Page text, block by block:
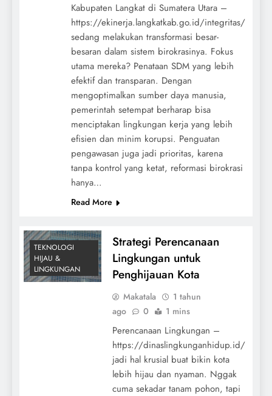
Kabupaten Langkat di Sumatera Utara –
https://ekinerja.langkatkab.go.id/integritas/
sedang melakukan transformasi besar-
besaran dalam sistem birokrasinya. Fokus
utama mereka? Penataan SDM yang lebih
efektif dan transparan. Dengan
mengoptimalkan sumber daya manusia,
pemerintah setempat berharap bisa
menciptakan lingkungan kerja yang lebih
efisien dan minim korupsi. Penguatan
pengawasan juga jadi prioritas, karena
tanpa kontrol yang ketat, reformasi birokrasi
hanya…
Read More
TEKNOLOGI
HIJAU &
LINGKUNGAN
Strategi Perencanaan
Lingkungan untuk
Penghijauan Kota
Makatala
1 tahun
ago
0 1 mins
Perencanaan Lingkungan –
https://dinaslingkunganhidup.id/
jadi hal krusial buat bikin kota
lebih hijau dan nyaman. Nggak
cuma sekadar tanam pohon, tapi